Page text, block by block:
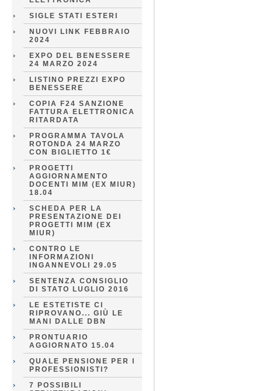
SIGLE STATI ESTERI
NUOVI LINK FEBBRAIO
2024
EXPO DEL BENESSERE
24 MARZO 2024
LISTINO PREZZI EXPO
BENESSERE
COPIA F24 SANZIONE
FATTURA ELETTRONICA
RITARDATA
PROGRAMMA TAVOLA
ROTONDA 24 MARZO
CON BIGLIETTO 1€
PROGETTI
AGGIORNAMENTO
DOCENTI MIM (EX MIUR)
18.04
SCHEDA PER LA
PRESENTAZIONE DEI
PROGETTI MIM (EX
MIUR)
CONTRO LE
INFORMAZIONI
INGANNEVOLI 29.05
SENTENZA CONSIGLIO
DI STATO LUGLIO 2016
LE ESTETISTE CI
RIPROVANO... GIÙ LE
MANI DALLE DBN
PRONTUARIO
AGGIORNATO 15.04
QUALE PENSIONE PER I
PROFESSIONISTI?
7 POSSIBILI